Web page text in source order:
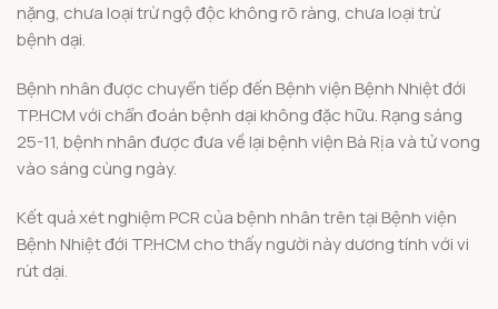
nặng, chưa loại trừ ngộ độc không rõ ràng, chưa loại trừ
bệnh dại.
Bệnh nhân được chuyển tiếp đến Bệnh viện Bệnh Nhiệt đới
TP.HCM với chẩn đoán bệnh dại không đặc hữu. Rạng sáng
25-11, bệnh nhân được đưa về lại bệnh viện Bà Rịa và tử vong
vào sáng cùng ngày.
Kết quả xét nghiệm PCR của bệnh nhân trên tại Bệnh viện
Bệnh Nhiệt đới TP.HCM cho thấy người này dương tính với vi
rút dại.